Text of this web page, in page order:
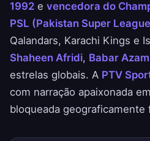
1992 e vencedora do
PSL (Pakistan Super
Qalandars, Karachi Kings e
Shaheen Afridi, Babar Azam
estrelas globais. A PTV
com narração apaixonada
bloqueada geograficamente